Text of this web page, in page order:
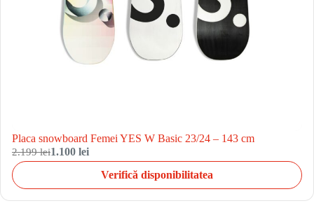
Placa snowboard Femei YES W Basic 23/24 – 143 cm
2.199 lei1.100 lei
Verifică disponibilitatea